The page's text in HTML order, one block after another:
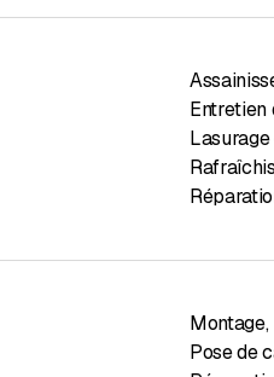
Entretien
Montage,
Pose de